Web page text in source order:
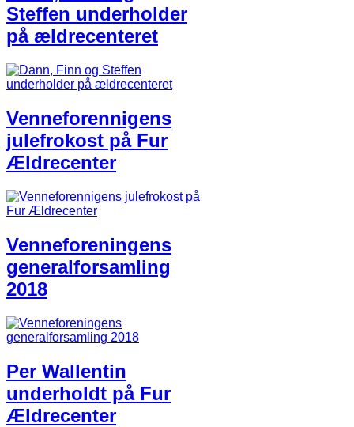
Steffen underholder
på ældrecenteret
Venneforennigens
julefrokost på Fur
Ældrecenter
Venneforeningens
generalforsamling
2018
Per Wallentin
underhold​t​ på ​Fur
Ældrecenter